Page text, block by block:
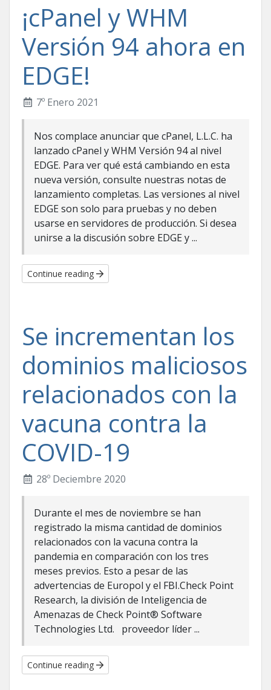
¡cPanel y WHM
Versión 94 ahora en
EDGE!
7º Enero 2021
Nos complace anunciar que cPanel, L.L.C. ha
lanzado cPanel y WHM Versión 94 al nivel
EDGE. Para ver qué está cambiando en esta
nueva versión, consulte nuestras notas de
lanzamiento completas. Las versiones al nivel
EDGE son solo para pruebas y no deben
usarse en servidores de producción. Si desea
unirse a la discusión sobre EDGE y ...
Continue reading
Se incrementan los
dominios maliciosos
relacionados con la
vacuna contra la
COVID-19
28º Deciembre 2020
Durante el mes de noviembre se han
registrado la misma cantidad de dominios
relacionados con la vacuna contra la
pandemia en comparación con los tres
meses previos. Esto a pesar de las
advertencias de Europol y el FBI.Check Point
Research, la división de Inteligencia de
Amenazas de Check Point® Software
Technologies Ltd. proveedor líder ...
Continue reading